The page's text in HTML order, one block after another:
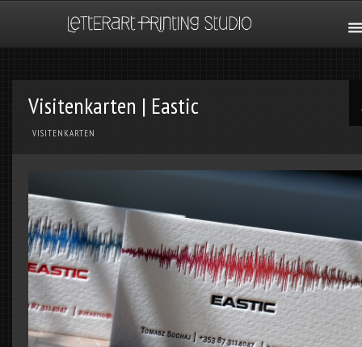
Visitenkarten | Eastic
VISITENKARTEN